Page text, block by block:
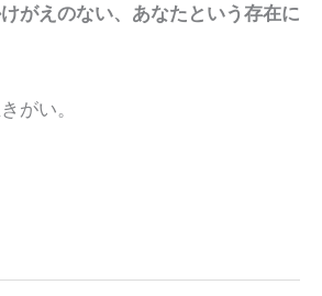
がえのない、あなたという存在に
い。